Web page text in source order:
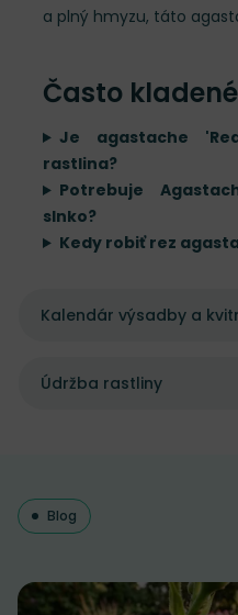
a plný hmyzu, táto
Často
Je agastache
rastlina?
Potrebuje
slnko?
Kedy robiť rez
Kalendár výsadby a
Údržba rastliny
Blog